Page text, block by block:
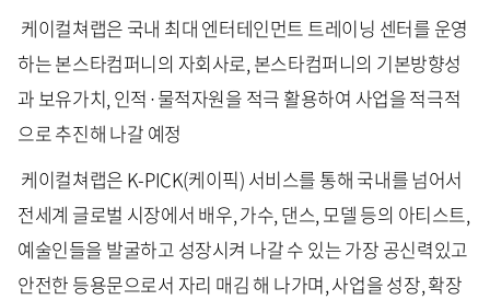
케이컬쳐랩은 국내 최대 엔터테인먼트 트레이닝 센터를 운영
하는 본스타컴퍼니의 자회사로, 본스타컴퍼니의 기본방향성
과 보유가치, 인적·물적자원을 적극 활용하여 사업을 적극적
으로 추진해 나갈 예정
케이컬쳐랩은 K-PICK(케이픽) 서비스를 통해 국내를 넘어서
전세계 글로벌 시장에서 배우, 가수, 댄스, 모델 등의 아티스트,
예술인들을 발굴하고 성장시켜 나갈 수 있는 가장 공신력있고
안전한 등용문으로서 자리 매김 해 나가며, 사업을 성장, 확장